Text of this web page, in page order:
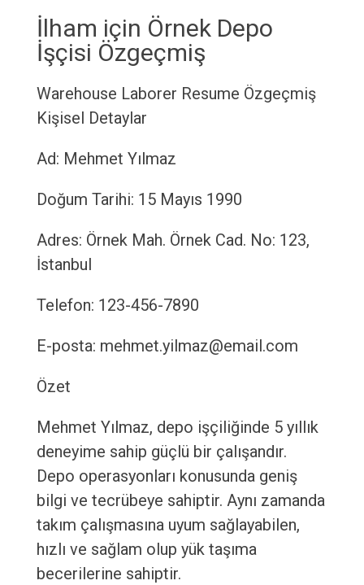
İlham için Örnek Depo
İşçisi Özgeçmiş
Warehouse Laborer Resume Özgeçmiş
Kişisel Detaylar
Ad: Mehmet Yılmaz
Doğum Tarihi: 15 Mayıs 1990
Adres: Örnek Mah. Örnek Cad. No: 123,
İstanbul
Telefon: 123-456-7890
E-posta: mehmet.yilmaz@email.com
Özet
Mehmet Yılmaz, depo işçiliğinde 5 yıllık
deneyime sahip güçlü bir çalışandır.
Depo operasyonları konusunda geniş
bilgi ve tecrübeye sahiptir. Aynı zamanda
takım çalışmasına uyum sağlayabilen,
hızlı ve sağlam olup yük taşıma
becerilerine sahiptir.